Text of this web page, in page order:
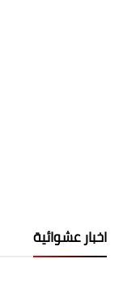
اخبار عشوائية